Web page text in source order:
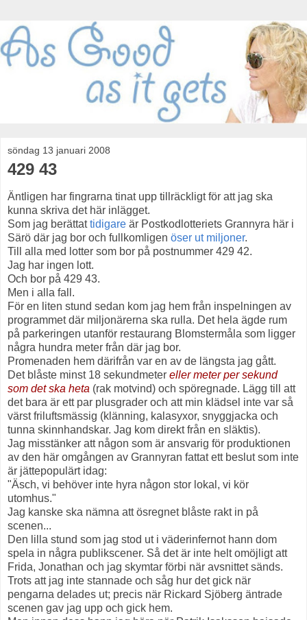
söndag 13 januari 2008
429 43
Äntligen har fingrarna tinat upp tillräckligt för att jag ska
kunna skriva det här inlägget.
Som jag berättattidigare är Postkodlotteriets Grannyra här i
Särö där jag bor och fullkomligen öser ut miljoner.
Till alla med lotter som bor på postnummer 429 42.
Jag har ingen lott.
Och bor på 429 43.
Men i alla fall.
För en liten stund sedan kom jag hem från inspelningen av
programmet där miljonärerna ska rulla. Det hela ägde rum
på parkeringen utanför restaurang Blomstermåla som ligger
några hundra meter från där jag bor.
Promenaden hem därifrån var en av de längsta jag gått.
Det blåste minst 18 sekundmeter eller meter per sekund
som det ska heta (rak motvind) och spöregnade. Lägg till att
det bara är ett par plusgrader och att min klädsel inte var så
värst friluftsmässig (klänning, kalasyxor, snyggjacka och
tunna skinnhandskar. Jag kom direkt från en släktis).
Jag misstänker att någon som är ansvarig för produktionen
av den här omgången av Grannyran fattat ett beslut som inte
är jättepopulärt idag:
"Äsch, vi behöver inte hyra någon stor lokal, vi kör
utomhus."
Jag kanske ska nämna att ösregnet blåste rakt in på
scenen...
Den lilla stund som jag stod ut i väderinfernot hann dom
spela in några publikscener. Så det är inte helt omöjligt att
Frida, Jonathan och jag skymtar förbi när avsnittet sänds.
Trots att jag inte stannade och såg hur det gick när
pengarna delades ut; precis när Rickard Sjöberg äntrade
scenen gav jag upp och gick hem.